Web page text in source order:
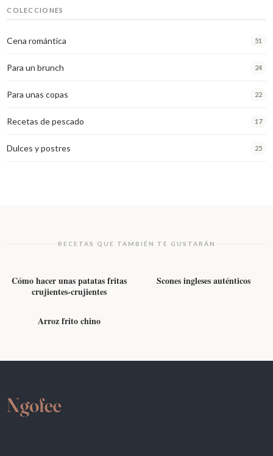
COLECCIONES
Cena romántica 51
Para un brunch 24
Para unas copas 22
Recetas de pescado 17
Dulces y postres 25
RECETAS QUE TAMBIÉN TE GUSTARÁN
Cómo hacer unas patatas fritas
crujientes-crujientes
Scones ingleses auténticos
ARROZ Y LEGUMBRES
Arroz frito chino